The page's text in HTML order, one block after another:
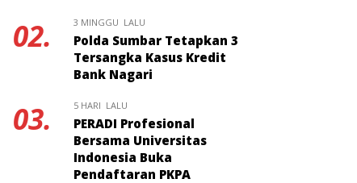
02. 3 MINGGU LALU
Polda Sumbar Tetapkan 3
Tersangka Kasus Kredit
Bank Nagari
03. 5 HARI LALU
PERADI Profesional
Bersama Universitas
Indonesia Buka
Pendaftaran PKPA